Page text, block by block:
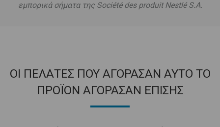
εμπορικά σήματα της Société des produit Nestlé S.A.
ΟΙ ΠΕΛΑΤΕΣ ΠΟΥ ΑΓΟΡΑΣΑΝ ΑΥΤΟ ΤΟ
ΠΡΟΪΟΝ ΑΓΟΡΑΣΑΝ ΕΠΙΣΗΣ